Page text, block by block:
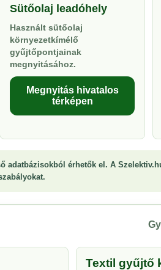
Sütőolaj leadóhely
Használt sütőolaj
környezetkímélő
gyűjtőpontjainak
megnyitásához.
Megnyitás hivatalos
térképen
adatbázisokból érhetők el. A
Textil gyűjtő